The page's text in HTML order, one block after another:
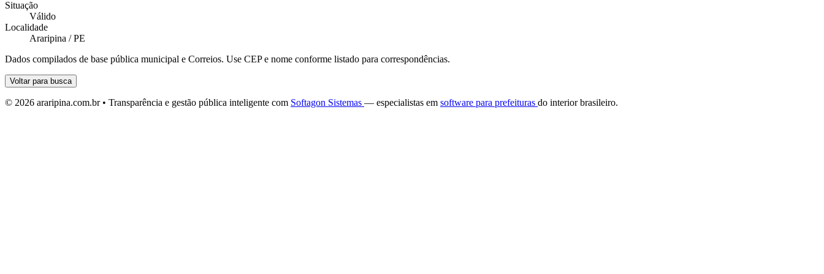
Situação
Válido
Localidade
Araripina / PE
Dados compilados de base pública municipal e Correios. Use CEP e nome conforme listado para correspondências.
Voltar para busca
© 2026 araripina.com.br • Transparência e gestão pública inteligente com Softagon Sistemas — especialistas em software para prefeituras do interior brasileiro.